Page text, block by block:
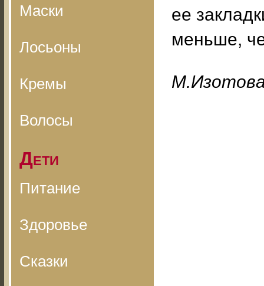
Маски
Лосьоны
Кремы
Волосы
Дети
Питание
Здоровье
Сказки
ее
меньше,